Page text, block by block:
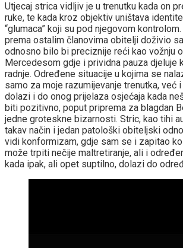
Utjecaj strica vidljiv je u trenutku kada on
ruke, te kada kroz objektiv uništava
“glumaca” koji su pod njegovom
prema ostalim članovima obitelji doživio
odnosno bilo bi preciznije reći kao vožnju
Mercedesom gdje i prividna pauza djeluje
radnje. Određene situacije u kojima se
samo za moje razumijevanje trenutka, već
dolazi i do onog prijelaza osjećaja kada
biti pozitivno, poput priprema za blagdan
jedne groteskne bizarnosti. Stric, kao tihi
takav način i jedan patološki obiteljski
vidi konformizam, gdje sam se i zapitao
može trpiti nečije maltretiranje, ali i
kada ipak, ali opet suptilno, dolazi do